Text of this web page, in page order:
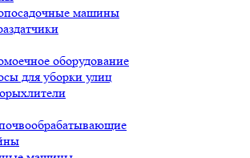
машины
оборудование
для уборки улиц